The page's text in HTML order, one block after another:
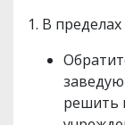
1. В
решить